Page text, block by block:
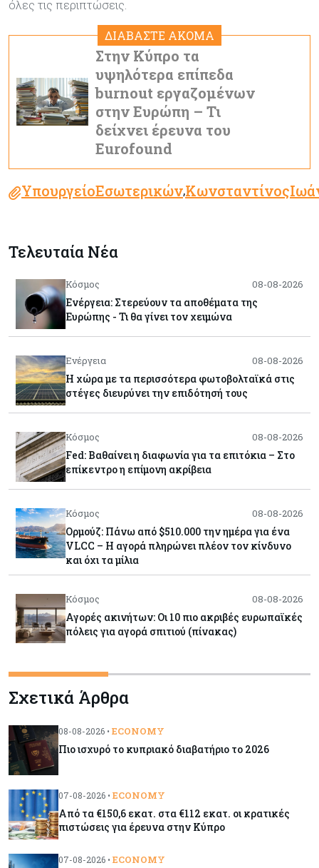
όλες τις περιπτώσεις.
ΔΙΑΒΑΣΤΕ ΑΚΟΜΑ
Στην Κύπρο τα
υψηλότερα επίπεδα
burnout εργαζομένων
στην Ευρώπη – Τι
δείχνει έρευνα του
Eurofound
ΥπουργείοΕσωτερικών,
Τελευταία Νέα
Κόσμος 08-08-2026
Ενέργεια: Στερεύουν τα αποθέματα της
Ευρώπης - Τι θα γίνει τον χειμώνα
Ενέργεια 08-08-2026
Η χώρα με τα περισσότερα φωτοβολταϊκά στις
στέγες διευρύνει την επιδότησή τους
Κόσμος 08-08-2026
Fed: Βαθαίνει η διαφωνία για τα επιτόκια – Στο
επίκεντρο η επίμονη ακρίβεια
Κόσμος 08-08-2026
Ορμούζ: Πάνω από $510.000 την ημέρα για ένα
VLCC – Η αγορά πληρώνει πλέον τον κίνδυνο
και όχι τα μίλια
Κόσμος 08-08-2026
Αγορές ακινήτων: Οι 10 πιο ακριβές ευρωπαϊκές
πόλεις για αγορά σπιτιού (πίνακας)
Κόσμος 08-08-2026
Οι πυρκαγιές κατακαίνε την Ευρώπη, αλλά οι
ζημιές δεν είναι ασφαλισμένες
Κόσμος 08-08-2026
Κόσμος
Σχετικά Άρθρα
08-08-2026 • ECONOMY
Πιο ισχυρό το κυπριακό διαβατήριο το 2026
07-08-2026 • ECONOMY
Από τα €150,6 εκατ. στα €112 εκατ. οι κρατικές
πιστώσεις για έρευνα στην Κύπρο
07-08-2026 • ECONOMY